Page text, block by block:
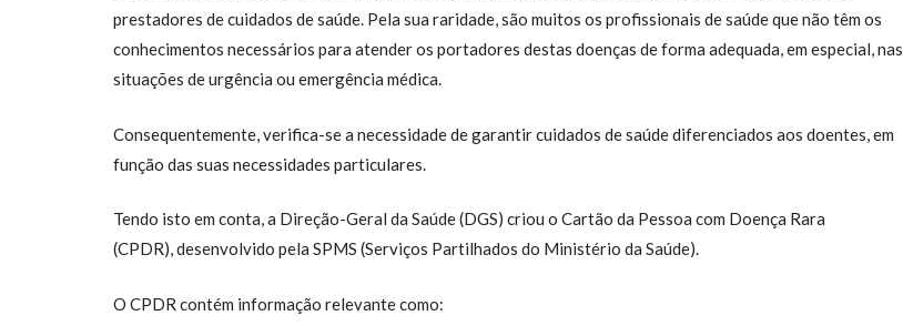
prestadores de cuidados de saúde. Pela sua raridade, são muitos os profissionais de saúde que não têm os
conhecimentos necessários para atender os portadores destas doenças de forma adequada, em especial, nas
situações de urgência ou emergência médica.
Consequentemente, verifica-se a necessidade de garantir cuidados de saúde diferenciados aos doentes, em
função das suas necessidades particulares.
Tendo isto em conta, a Direção-Geral da Saúde (DGS) criou o Cartão da Pessoa com Doença Rara
(CPDR), desenvolvido pela SPMS (Serviços Partilhados do Ministério da Saúde).
O CPDR contém informação relevante como: